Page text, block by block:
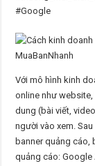
#Google
Với mô hình kinh
online như
dung (bài viết,
người vào xem.
banner quảng cáo,
quảng cáo: